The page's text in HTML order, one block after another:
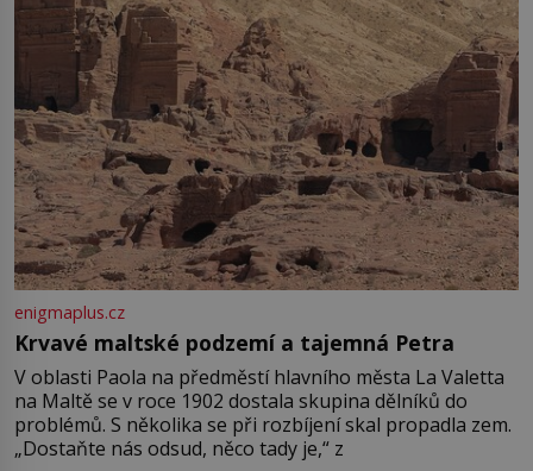
enigmaplus.cz
Krvavé maltské podzemí a tajemná Petra
V oblasti Paola na předměstí hlavního města La Valetta
na Maltě se v roce 1902 dostala skupina dělníků do
problémů. S několika se při rozbíjení skal propadla zem.
„Dostaňte nás odsud, něco tady je,“ z